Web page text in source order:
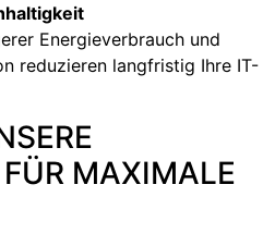
Energieverbrauch und
reduzieren langfristig Ihre IT-
MAXIMALE